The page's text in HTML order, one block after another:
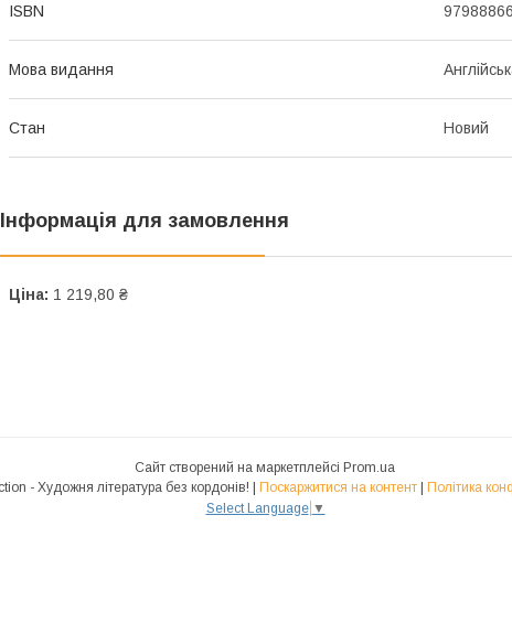
ISBN
Мова видання
Стан Новий
Інформація для замовлення
Ціна: 1 219,80 ₴
Сайт створений на маркетплейсі Prom.ua
Поскаржитися на контент
Політика
Select Language ▼